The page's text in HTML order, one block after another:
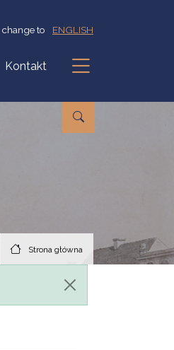
change to ENGLISH
Kontakt
Podmenu
Strona główna